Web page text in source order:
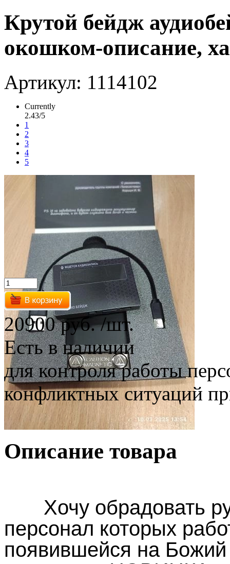
Крутой бейдж
окошком-описание,
Артикул: 1114102
Currently
2.43/5
1
2
3
4
5
20900 руб./шт.
Есть в наличии
для контроля работы
конфликтных ситуаций
Описание товара
Хочу обрадовать
персонал которых
появившейся на